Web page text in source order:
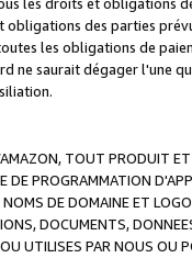
obligations des parties
les obligations de
ne saurait dégager l'une
TOUT PRODUIT
DE PROGRAMMATION
DE DOMAINE ET
DOCUMENTS,
UTILISES PAR NOUS OU